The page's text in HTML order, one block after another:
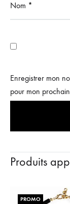
Nom *
Enregistrer mon
pour mon
Produits
PROMO